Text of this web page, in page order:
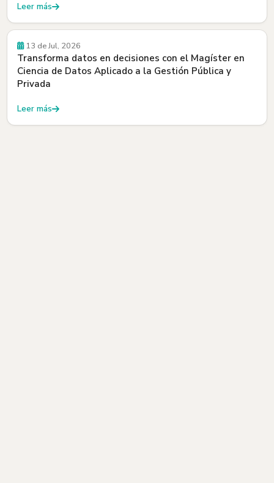
Leer más
Beneficios
13 de Jul, 2026
Transforma datos en decisiones con el Magíster en
Ciencia de Datos Aplicado a la Gestión Pública y
Privada
Leer más